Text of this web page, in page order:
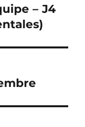
– J4